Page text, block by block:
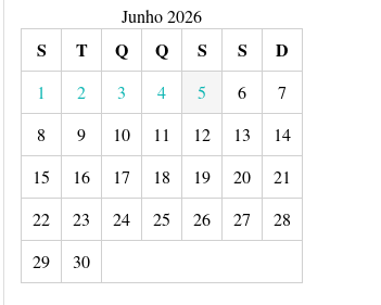
Junho 2026
S T Q Q S S D
1 2 3 4 5 6
7
8
9 10 11 12 13
14
15
16 17 18 19 20
21
22
23 24 25 26 27
28
29
30